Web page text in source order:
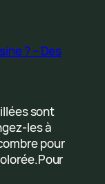
? – Des
sont
les à
pour